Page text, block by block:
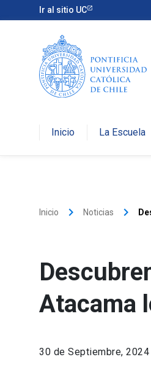
Ir al sitio UC
Inicio La Escuela
Inicio keyboard_arrow_right Noticias keyboard_arrow_right
Atacama
30 de Septiembre, 2024